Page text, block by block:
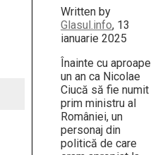
Written by
Glasul.info, 13
ianuarie 2025
Înainte cu aproape
un an ca Nicolae
Ciucă să fie numit
prim ministru al
României, un
personaj din
politică de care